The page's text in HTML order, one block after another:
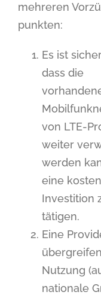
mehreren
punkten:
Es ist
dass die
von LTE-
weiter
werden
eine
Investition
tätigen.
Eine
Nutzung
nationale